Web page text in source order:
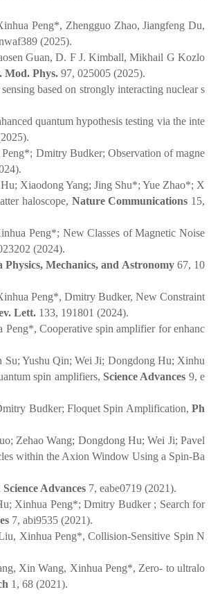
Peng*, Zhengguo Zhao, Jiangfeng Du,
(2025).
Guan, D. F J. Kimball, Mikhail G Kozlo
Mod. Phys. 97, 025005 (2025).
based on strongly interacting nuclear s
quantum hypothesis testing via the inte
Dmitry Budker; Observation of magne
Xiaodong Yang; Jing Shu*; Yue Zhao*; X
haloscope, Nature Communications 15,
Peng*; New Classes of Magnetic Noise
(2024).
Physics, Mechanics, and Astronomy67, 10
Peng*, Dmitry Budker, New Constraint
Lett. 133, 191801 (2024).
Cooperative spin amplifier for enhanc
Su; Yushu Qin; Wei Ji; Dongdong Hu; Xinhu
spin amplifiers, Science Advances 9, e
Budker; Floquet Spin Amplification,Ph
Zehao Wang; Dongdong Hu; Wei Ji; Pavel
within the Axion Window Using a Spin-Ba
Science Advances 7, eabe0719 (2021).
Xinhua Peng*; Dmitry Budker ; Search for
7, abi9535 (2021).
Xinhua Peng*, Collision-Sensitive Spin N
Xin Wang, Xinhua Peng*, Zero- to ultralo
1, 68 (2021).